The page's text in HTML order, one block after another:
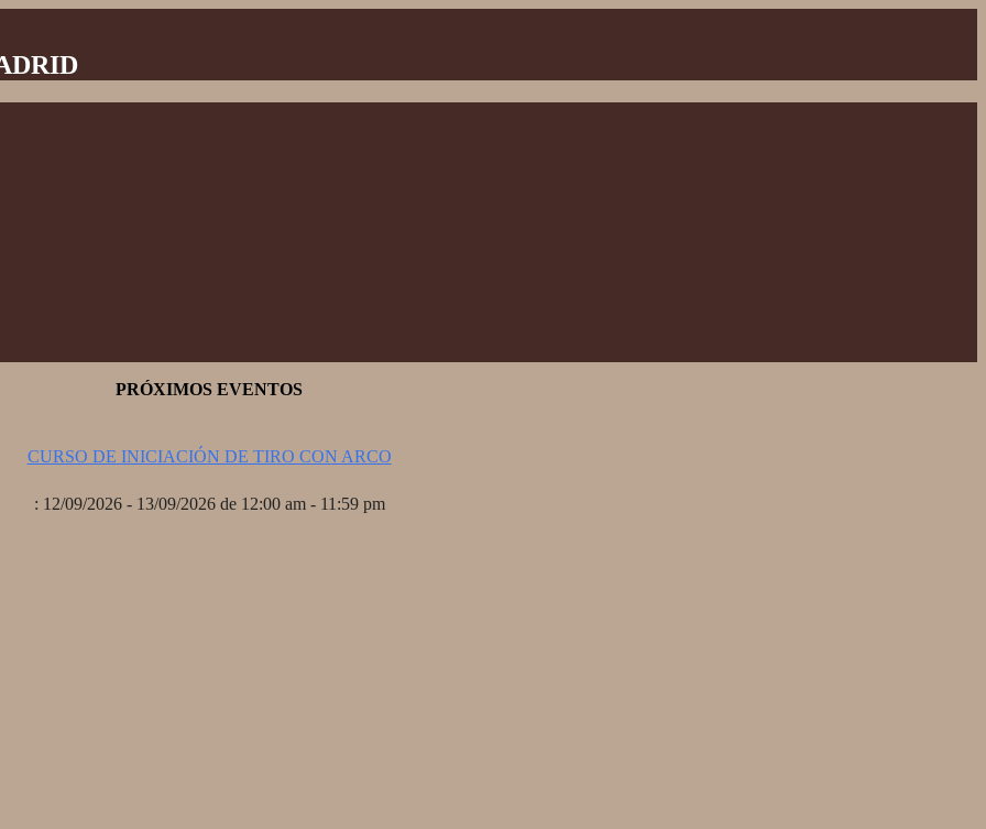
PRÓXIMOS EVENTOS
CURSO DE INICIACIÓN DE TIRO CON ARCO
: 12/09/2026 - 13/09/2026 de 12:00 am - 11:59 pm